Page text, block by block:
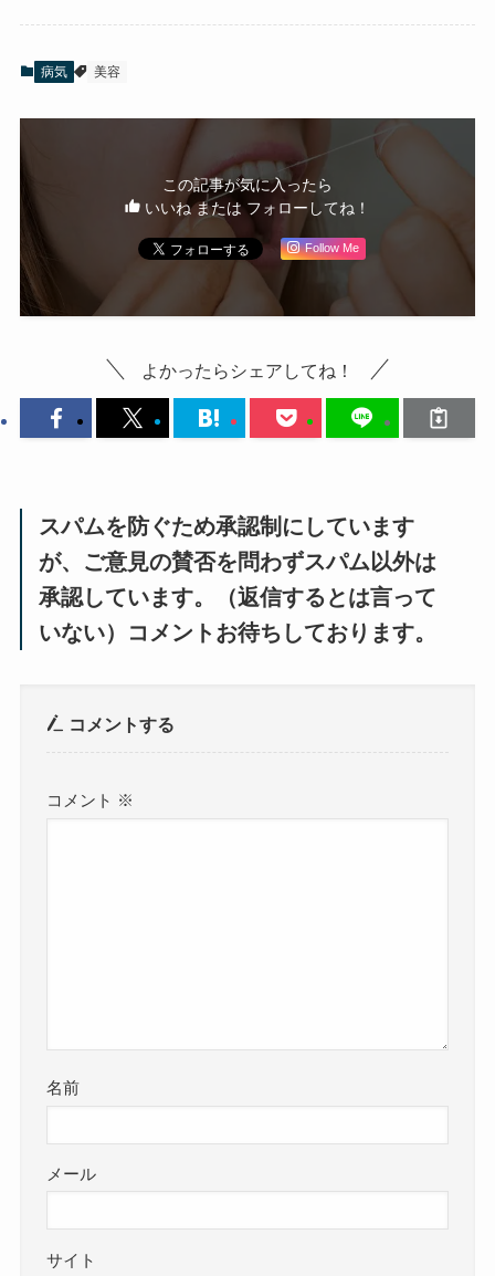
病気 美容
この記事が気に入ったら
いいね または フォローしてね！
Follow Me
よかったらシェアしてね！
スパムを防ぐため承認制にしています
が、ご意見の賛否を問わずスパム以外は
承認しています。（返信するとは言って
いない）コメントお待ちしております。
コメントする
コメント ※
名前
メール
サイト